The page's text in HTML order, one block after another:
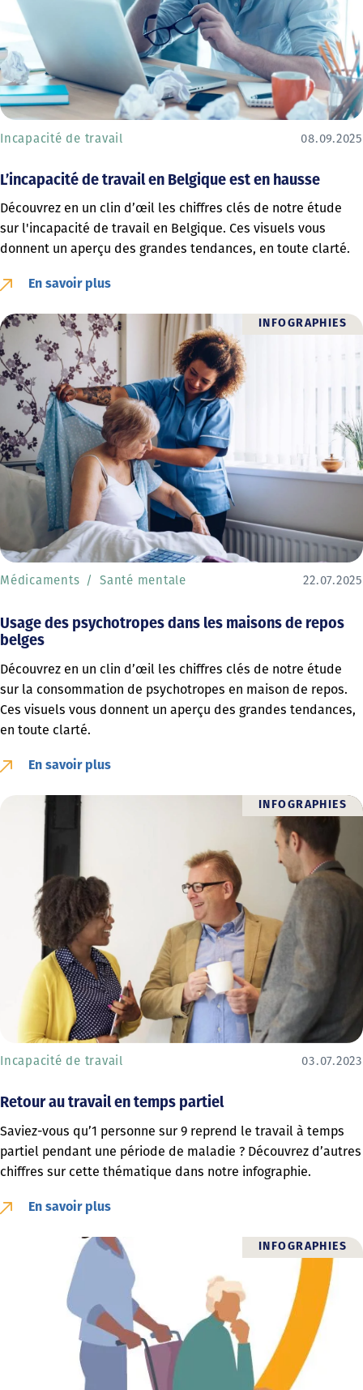
L’incapacité de travail en Belgique est en hausse
Incapacité de travail 08.09.2025
Découvrez en un clin d’œil les chiffres clés de notre étude
sur l'incapacité de travail en Belgique. Ces visuels vous
donnent un aperçu des grandes tendances, en toute clarté.
En savoir plus
Usage des psychotropes dans les maisons de repos
belges
INFOGRAPHIES
Médicaments Santé mentale 22.07.2025
Découvrez en un clin d’œil les chiffres clés de notre étude
sur la consommation de psychotropes en maison de repos.
Ces visuels vous donnent un aperçu des grandes tendances,
en toute clarté.
En savoir plus
Retour au travail en temps partiel
INFOGRAPHIES
Incapacité de travail 03.07.2023
Saviez-vous qu’1 personne sur 9 reprend le travail à temps
partiel pendant une période de maladie ? Découvrez d’autres
chiffres sur cette thématique dans notre infographie.
En savoir plus
INFOGRAPHIES